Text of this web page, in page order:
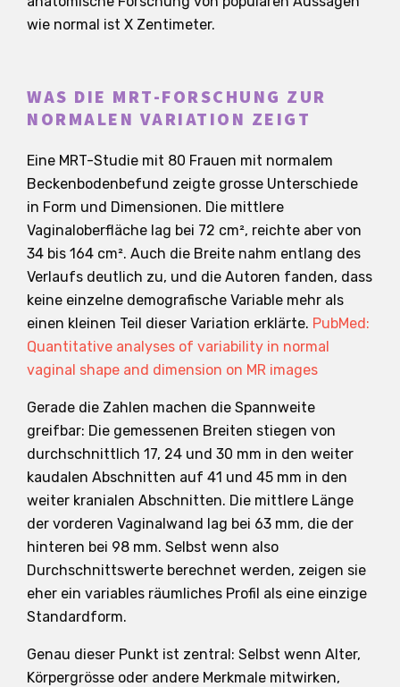
wie normal ist X Zentimeter.
WAS DIE MRT-FORSCHUNG ZUR
NORMALEN VARIATION ZEIGT
Eine MRT-Studie mit 80 Frauen mit normalem
Beckenbodenbefund zeigte grosse Unterschiede
in Form und Dimensionen. Die mittlere
Vaginaloberfläche lag bei 72 cm², reichte aber von
34 bis 164 cm². Auch die Breite nahm entlang des
Verlaufs deutlich zu, und die Autoren fanden, dass
keine einzelne demografische Variable mehr als
einen kleinen Teil dieser Variation erklärte. PubMed:
Quantitative analyses of variability in normal
vaginal shape and dimension on MR images
Gerade die Zahlen machen die Spannweite
greifbar: Die gemessenen Breiten stiegen von
durchschnittlich 17, 24 und 30 mm in den weiter
kaudalen Abschnitten auf 41 und 45 mm in den
weiter kranialen Abschnitten. Die mittlere Länge
der vorderen Vaginalwand lag bei 63 mm, die der
hinteren bei 98 mm. Selbst wenn also
Durchschnittswerte berechnet werden, zeigen sie
eher ein variables räumliches Profil als eine einzige
Standardform.
Genau dieser Punkt ist zentral: Selbst wenn Alter,
Körpergrösse oder andere Merkmale mitwirken,